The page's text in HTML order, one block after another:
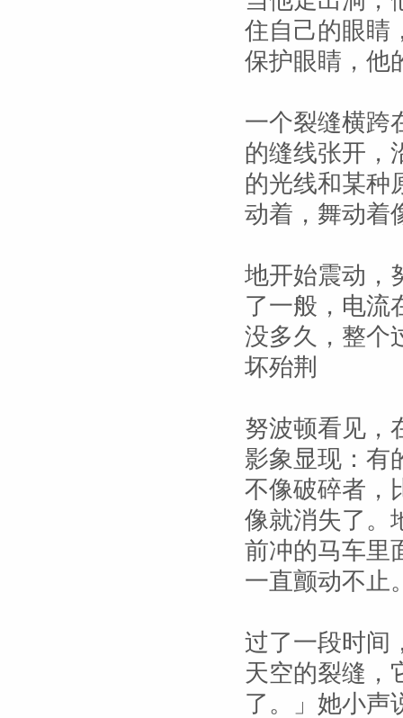
住自己的眼睛
保护眼睛，他
一个裂缝横跨
的缝线张开，
的光线和某种
动着，舞动着
地开始震动，
了一般，电流
没多久，整个
坏殆荆
努波顿看见，
影象显现：有
不像破碎者，
像就消失了。
前冲的马车里
一直颤动不止
过了一段时间
天空的裂缝，
了。」她小声